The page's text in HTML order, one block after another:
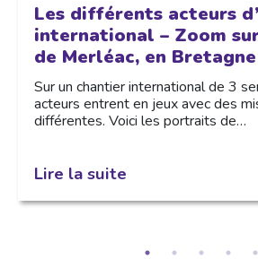
Les différents acteurs
international – Zoom
de Merléac, en
Sur un chantier international de 3
acteurs entrent en jeux avec des
différentes. Voici les portraits de…
Lire la suite